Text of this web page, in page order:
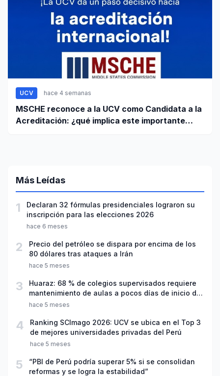
UCV hace 4 semanas
MSCHE reconoce a la UCV como Candidata a la
Acreditación: ¿qué implica este importante
Más Leídas
1
Declaran 32 fórmulas presidenciales lograron su
inscripción para las elecciones 2026
hace 6 meses
2
Precio del petróleo se dispara por encima de los
80 dólares tras ataques a Irán
hace 5 meses
3
Huaraz: 68 % de colegios supervisados requiere
mantenimiento de aulas a pocos días de inicio del
año escolar 2026
hace 5 meses
4
Ranking SCImago 2026: UCV se ubica en el Top 3
de mejores universidades privadas del Perú
hace 5 meses
5
“PBI de Perú podría superar 5% si se consolidan
reformas y se logra la estabilidad”